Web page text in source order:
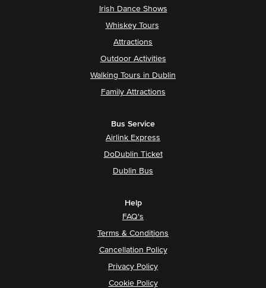
Irish Dance Shows
Whiskey Tours
Attractions
Outdoor Activities
Walking Tours in Dublin
Family Attractions
Bus Service
Airlink Express
DoDublin Ticket
Dublin Bus
Help
FAQ's
Terms & Conditions
Cancellation Policy
Privacy Policy
Cookie Policy